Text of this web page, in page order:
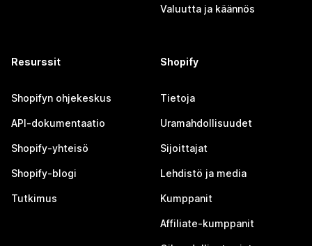
Valuutta ja käännös
Resurssit
Shopifyn ohjekeskus
API-dokumentaatio
Shopify-yhteisö
Shopify-blogi
Tutkimus
Shopify
Tietoja
Uramahdollisuudet
Sijoittajat
Lehdistö ja media
Kumppanit
Affiliate-kumppanit